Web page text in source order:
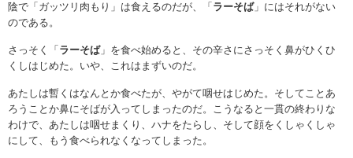
陰で「ガッツリ肉もり」は食えるのだが、「 ラーそば」にはそれがない
のである。
さっそく「 ラーそば」を食べ始めると、その辛さにさっそく鼻がひくひ
くしはじめた。いや、これはまずいのだ。
あたしは暫くはなんとか食べたが、やがて咽せはじめた。そしてことあ
ろうことか鼻にそばが入ってしまったのだ。こうなると一貫の終わりな
わけで、あたしは咽せまくり、ハナをたらし、そして顔をくしゃくしゃ
にして、もう食べられなくなってしまった。